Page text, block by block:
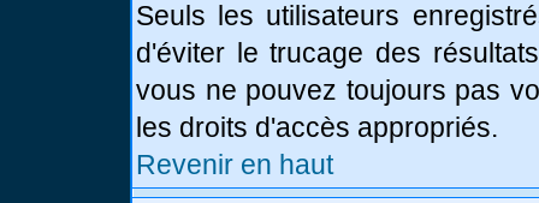
Seuls les utilisateurs
d'éviter le trucage des
vous ne pouvez toujours pas
les droits d'accès appropriés.
Revenir en haut